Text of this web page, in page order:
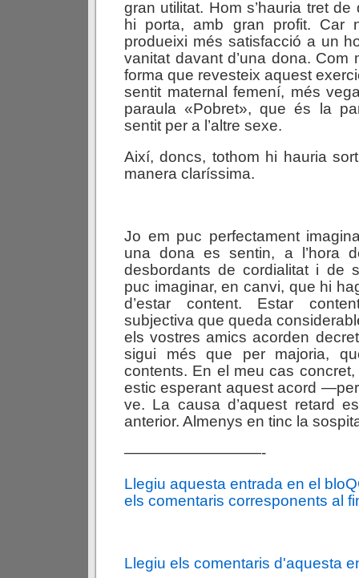
gran utilitat. Hom s’hauria tret
hi porta, amb gran profit. Car
produeixi més satisfacció a un
vanitat davant d’una dona. Com
forma que revesteix aquest
sentit maternal femení, més
paraula «Pobret», que és la
sentit per a l’altre sexe.
Així, doncs, tothom hi hauria
manera claríssima.
Jo em puc perfectament
una dona es sentin, a l’hora
desbordants de cordialitat i de
puc imaginar, en canvi, que hi
d’estar content. Estar
subjectiva que queda
els vostres amics acorden
sigui més que per majoria,
contents. En el meu cas
estic esperant aquest acord
ve. La causa d’aquest retard
anterior. Almenys en tinc la
—————————-
Llegiu aquesta entrada en el
els comentaris corresponents al
Llegiu els comentaris d'aquesta